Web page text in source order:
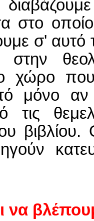
στο
σ' αυτό
στην
χώρο
μόνο αν
τις
να